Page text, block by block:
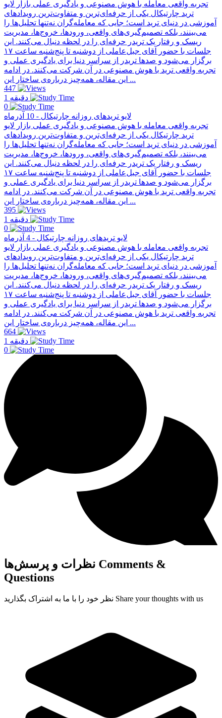
تجربه واقعی معامله با هوش مصنوعی و یادگیری عملی بازار لایو
ترید چارتیکال یکی از حرفه‌ای‌ترین و متفاوت‌ترین رویدادهای
آموزشی در دنیای ترید است؛ جایی که معامله‌گران نه‌تنها تحلیل‌ها را
می‌بینند، بلکه تصمیم‌گیری‌های واقعی، ورودها، خروج‌ها، مدیریت
ریسک و رفتار یک تریدر حرفه‌ای را در لحظه دنبال می‌کنند. این
جلسات با حضور آقای جبل‌عاملی از دو‌شنبه تا پنج‌شنبه ساعت ۱۷
برگزار می‌شود و صدها تریدر از سراسر دنیا برای یادگیری عملی و
تجربه واقعی ترید با هوش مصنوعی در آن شرکت می‌کنند. در ادامه
این مقاله، همه‌چیز درباره‌ی ساختار این ...
447
1 دقیقه
0
لایو تریدهای روزانه چارتیکال - 10 آذرماه
تجربه واقعی معامله با هوش مصنوعی و یادگیری عملی بازار لایو
ترید چارتیکال یکی از حرفه‌ای‌ترین و متفاوت‌ترین رویدادهای
آموزشی در دنیای ترید است؛ جایی که معامله‌گران نه‌تنها تحلیل‌ها را
می‌بینند، بلکه تصمیم‌گیری‌های واقعی، ورودها، خروج‌ها، مدیریت
ریسک و رفتار یک تریدر حرفه‌ای را در لحظه دنبال می‌کنند. این
جلسات با حضور آقای جبل‌عاملی از دو‌شنبه تا پنج‌شنبه ساعت ۱۷
برگزار می‌شود و صدها تریدر از سراسر دنیا برای یادگیری عملی و
تجربه واقعی ترید با هوش مصنوعی در آن شرکت می‌کنند. در ادامه
این مقاله، همه‌چیز درباره‌ی ساختار این ...
395
1 دقیقه
0
لایو تریدهای روزانه چارتیکال - 4 آذرماه
تجربه واقعی معامله با هوش مصنوعی و یادگیری عملی بازار لایو
ترید چارتیکال یکی از حرفه‌ای‌ترین و متفاوت‌ترین رویدادهای
آموزشی در دنیای ترید است؛ جایی که معامله‌گران نه‌تنها تحلیل‌ها را
می‌بینند، بلکه تصمیم‌گیری‌های واقعی، ورودها، خروج‌ها، مدیریت
ریسک و رفتار یک تریدر حرفه‌ای را در لحظه دنبال می‌کنند. این
جلسات با حضور آقای جبل‌عاملی از دو‌شنبه تا پنج‌شنبه ساعت ۱۷
برگزار می‌شود و صدها تریدر از سراسر دنیا برای یادگیری عملی و
تجربه واقعی ترید با هوش مصنوعی در آن شرکت می‌کنند. در ادامه
این مقاله، همه‌چیز درباره‌ی ساختار این ...
664
1 دقیقه
0
نظرات و پرسش‌ها Comments &
Questions
نظر خود را با ما به اشتراک بگذارید Share your thoughts with us